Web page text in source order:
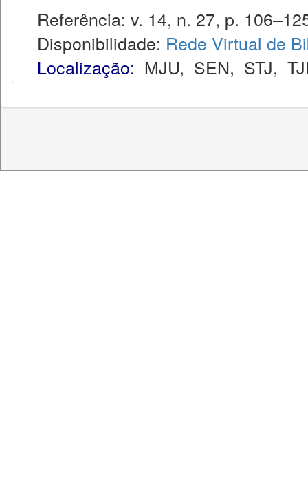
Referência: v. 14, n. 27, p.
Disponibilidade: Rede Virtual de
Localização: MJU, SEN, STJ,